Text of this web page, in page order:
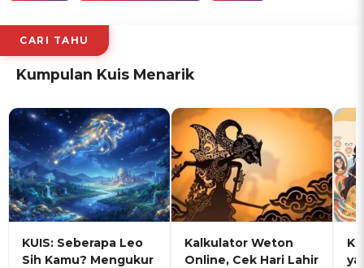
CARI TAHU
Kumpulan Kuis Menarik
KUIS: Seberapa Leo
Sih Kamu? Mengukur
Kalkulator Weton
Online, Cek Hari Lahir